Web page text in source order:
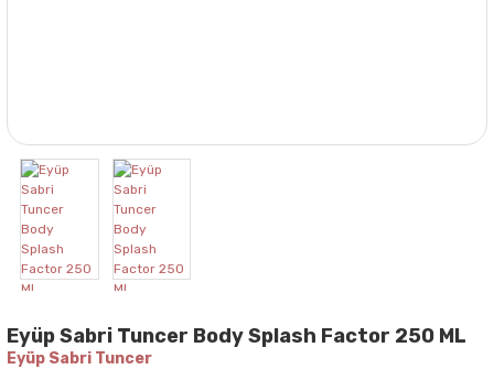
Eyüp Sabri Tuncer Body Splash Factor 250 ML
Eyüp Sabri Tuncer